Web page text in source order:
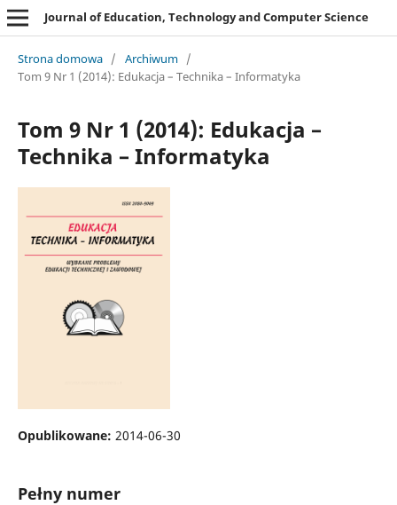
Journal of Education, Technology and Computer Science
Strona domowa / Archiwum /
Tom 9 Nr 1 (2014): Edukacja – Technika – Informatyka
Tom 9 Nr 1 (2014): Edukacja –
Technika – Informatyka
Opublikowane: 2014-06-30
Pełny numer